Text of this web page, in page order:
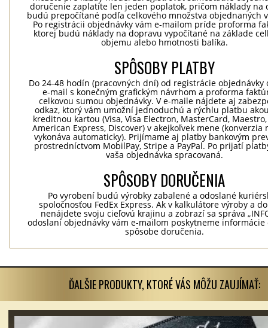
doručenie zaplatíte len jeden poplatok, pričom náklady na
budú prepočítané podľa celkového množstva objednaných
Po registrácii objednávky vám e-mailom príde proforma
ktorej budú náklady na dopravu vypočítané na základe
objemu alebo hmotnosti balíka.
SPÔSOBY PLATBY
Do 24-48 hodín (pracovných dní) od registrácie objednávky
e-mail s konečným grafickým návrhom a proforma
celkovou sumou objednávky. V e-maile nájdete aj
odkaz, ktorý vám umožní jednoduchú a rýchlu platbu
kreditnou kartou (Visa, Visa Electron, MasterCard,
American Express, Discover) v akejkoľvek mene (konverzia
vykonáva automaticky). Prijímame aj platby bankovým
prostredníctvom MobilPay, Stripe a PayPal. Po prijatí
vaša objednávka spracovaná.
SPÔSOBY DORUČENIA
Po vyrobení budú výrobky zabalené a odoslané
spoločnosťou FedEx Express. Ak v kalkulátore výroby a
nenájdete svoju cieľovú krajinu a zobrazí sa správa
odoslaní objednávky vám e-mailom poskytneme informácie
spôsobe doručenia.
ĎALŠIE PRODUKTY, KTORÉ VÁS MÔŽU ZAUJÍMAŤ: